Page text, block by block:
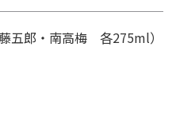
五郎・南高梅 各275ml）